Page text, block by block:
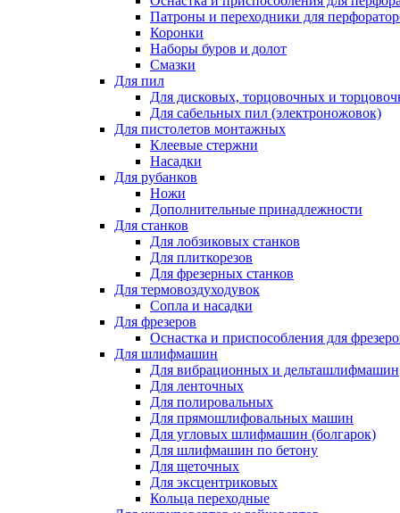
Патроны и переходники для
Коронки
Наборы буров и долот
Смазки
Для пил
Для дисковых, торцовочных и
Для сабельных пил (электроножовок)
Для пистолетов монтажных
Клеевые стержни
Насадки
Для рубанков
Ножи
Дополнительные принадлежности
Для станков
Для лобзиковых станков
Для плиткорезов
Для фрезерных станков
Для термовоздуходувок
Сопла и насадки
Для фрезеров
Оснастка и приспособления для
Для шлифмашин
Для вибрационных и дельташлифмашин
Для ленточных
Для полировальных
Для прямошлифовальных машин
Для угловых шлифмашин (болгарок)
Для шлифмашин по бетону
Для щеточных
Для эксцентриковых
Кольца переходные